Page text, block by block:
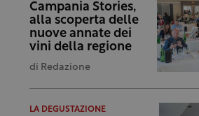
Campania Stories,
alla scoperta delle
nuove annate dei
vini della regione
di Redazione
LA DEGUSTAZIONE